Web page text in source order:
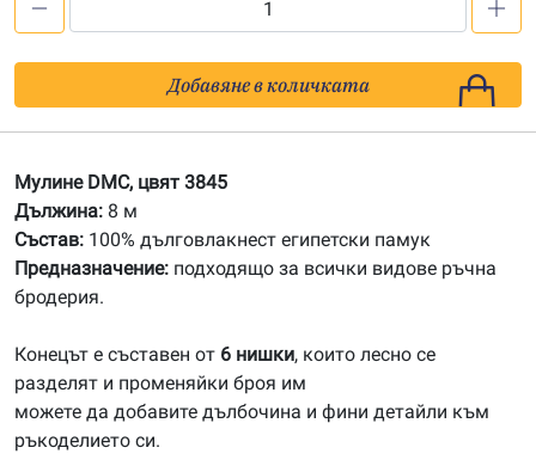
Мулине
DMC
Добавяне в количката
Мулине DMC, цвят 3845
Дължина: 8 м
Състав: 100% дълговлакнест египетски памук
Предназначение: подходящо за всички видове ръчна
бродерия.
Конецът е съставен от 6 нишки, които лесно се
разделят и променяйки броя им
можете да добавите дълбочина и фини детайли към
ръкоделието си.